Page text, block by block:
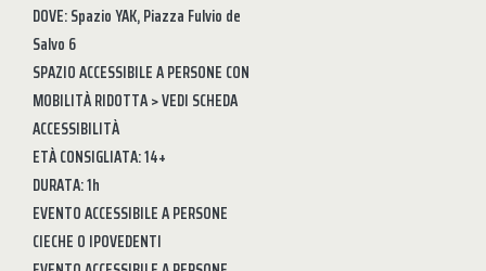
DOVE: Spazio YAK, Piazza Fulvio de
Salvo 6
SPAZIO ACCESSIBILE A PERSONE CON
MOBILITÀ RIDOTTA > VEDI SCHEDA
ACCESSIBILITÀ
ETÀ CONSIGLIATA: 14+
DURATA: 1h
EVENTO ACCESSIBILE A PERSONE
CIECHE O IPOVEDENTI